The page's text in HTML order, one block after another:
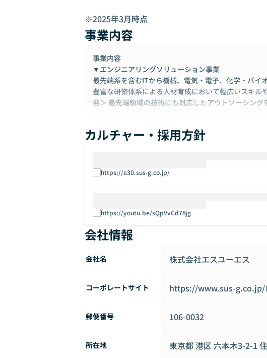
※2025年3月時点
事業内容
事業内容
▼エンジニアリングソリューション事業
最先端系を含むITから機械、電気・電子、化学・バイ
豊富な研修体系による人材育成において幅広いスキル
発＞ 最先端領域の技術にも対応したアウトソーシング
生成AIや機械学習などAIの技術を活用してお客様の課題
AIはほぼ全てのビジネスモデルの業務改善の解決策
プランニングから実行までワンストップに対応、経験
な解決を見い出します。
私たちエスユーエスは、長年にわたり産学連携のもと
た実績をもとに、人と組織のデータを活用した根拠あ
▼IT起点のDX・BXワンストップ支援
カルチャー・採用方針
https://e30.sus-g.co.jp/
https://youtu.be/sQpVvCd78jg
会社情報
会社名 株式会社エスユーエス
コーポレートサイト https://www.sus-g.co.jp/
郵便番号 106-0032
所在地 東京都 港区 六本木3-2-1